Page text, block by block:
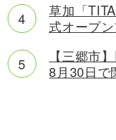
草加「
式オープ
【三郷市
8月30日